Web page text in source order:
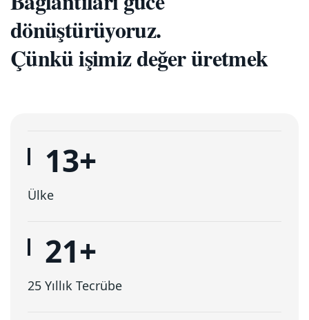
dönüştürüyoruz.
Çünkü işimiz değer üretmek
16+
Ülke
25+
25 Yıllık Tecrübe